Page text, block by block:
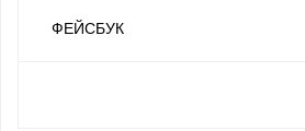
ФЕЙСБУК